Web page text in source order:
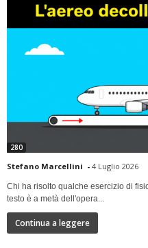
280
Stefano Marcellini - 4 Luglio 2026
Chi ha risolto qualche esercizio di
testo è a metà dell'opera...
Continua a leggere